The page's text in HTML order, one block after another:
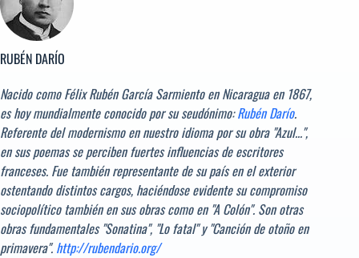
RUBÉN DARÍO
Nacido como Félix Rubén García Sarmiento en Nicaragua en 1867,
es hoy mundialmente conocido por su seudónimo:Rubén Darío.
Referente del modernismo en nuestro idioma por su obra "Azul...",
en sus poemas se perciben fuertes influencias de escritores
franceses. Fue también representante de su país en el exterior
ostentando distintos cargos, haciéndose evidente su compromiso
sociopolítico también en sus obras como en "A Colón". Son otras
obras fundamentales "Sonatina", "Lo fatal" y "Canción de otoño en
primavera".http://rubendario.org/